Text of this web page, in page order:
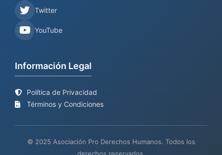
Twitter
YouTube
Información Legal
Política de Privacidad
Términos y Condiciones
© 2025 Asociación Pro Derechos Humanos. Todos los